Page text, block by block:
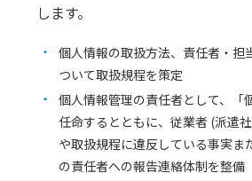
します。
個人情報の取扱方法、責任者・担
ついて取扱規程を策定
個人情報管理の責任者として、「
任命するとともに、従業者 (派遣
や取扱規程に違反している事実ま
の責任者への報告連絡体制を整備